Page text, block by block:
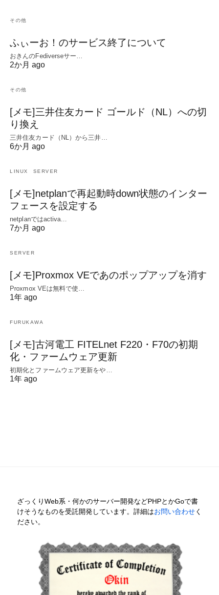
その他
ふぃーお！のサービス終了について
おきんのFediverseサー…
2か月 ago
その他
[メモ]三井住友カード ゴールド（NL）への切
り換え
三井住友カード（NL）から三井…
6か月 ago
LINUX SERVER
[メモ]netplanで再起動時down状態のインター
フェースを設定する
netplanではactiva…
7か月 ago
SERVER
[メモ]Proxmox VEであのポップアップを消す
Proxmox VEは無料で使…
1年 ago
FURUKAWA
[メモ]古河電工 FITELnet F220・F70の初期
化・ファームウェア更新
初期化とファームウェア更新をや…
1年 ago
ざっくりWeb系・何かのサーバー開発などPHPとかGoで書
けそうなものを受託開発しています。詳細はお問い合わせく
ださい。